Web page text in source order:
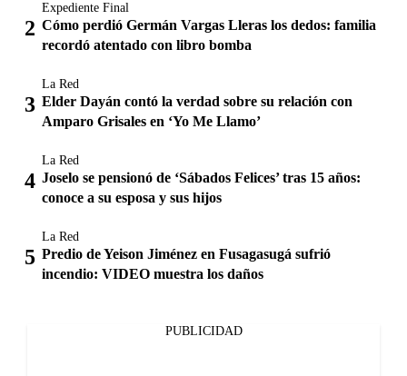
Expediente Final
Cómo perdió Germán Vargas Lleras los dedos: familia
recordó atentado con libro bomba
La Red
Elder Dayán contó la verdad sobre su relación con
Amparo Grisales en ‘Yo Me Llamo’
La Red
Joselo se pensionó de ‘Sábados Felices’ tras 15 años:
conoce a su esposa y sus hijos
La Red
Predio de Yeison Jiménez en Fusagasugá sufrió
incendio: VIDEO muestra los daños
PUBLICIDAD